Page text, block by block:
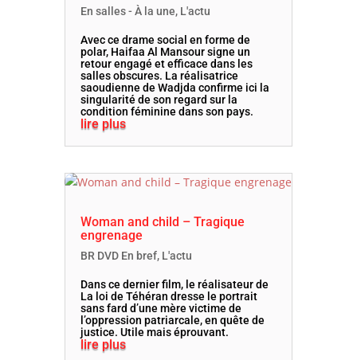
En salles - À la une, L'actu
Avec ce drame social en forme de
polar, Haifaa Al Mansour signe un
retour engagé et efficace dans les
salles obscures. La réalisatrice
saoudienne de Wadjda confirme ici la
singularité de son regard sur la
condition féminine dans son pays.
lire plus
Woman and child – Tragique
engrenage
BR DVD En bref, L'actu
Dans ce dernier film, le réalisateur de
La loi de Téhéran dresse le portrait
sans fard d’une mère victime de
l’oppression patriarcale, en quête de
justice. Utile mais éprouvant.
lire plus